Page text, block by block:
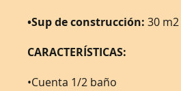
•Sup de construcción: 30 m2
CARACTERÍSTICAS:
•Cuenta 1/2 baño